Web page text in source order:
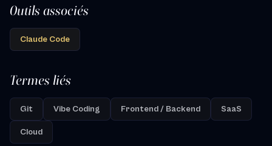
Outils associés
Claude Code
Termes liés
Git Vibe Coding Frontend / Backend SaaS
Cloud